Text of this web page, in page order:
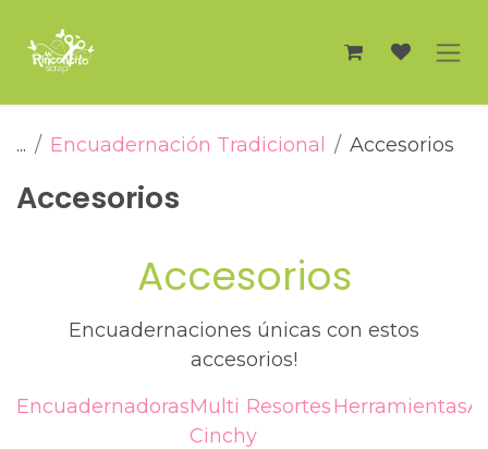
... Encuadernación Tradicional Accesorios
Accesorios
Accesorios
Encuadernaciones únicas con estos
accesorios!
EncuadernadorasMulti
Cinch
Resortes
y
Herramientas